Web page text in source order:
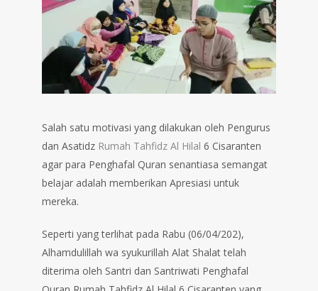
Salah satu motivasi yang dilakukan oleh Pengurus
dan Asatidz Rumah Tahfidz Al Hilal 6 Cisaranten
agar para Penghafal Quran senantiasa semangat
belajar adalah memberikan Apresiasi untuk
mereka.
Seperti yang terlihat pada Rabu (06/04/202),
Alhamdulillah wa syukurillah Alat Shalat telah
diterima oleh Santri dan Santriwati Penghafal